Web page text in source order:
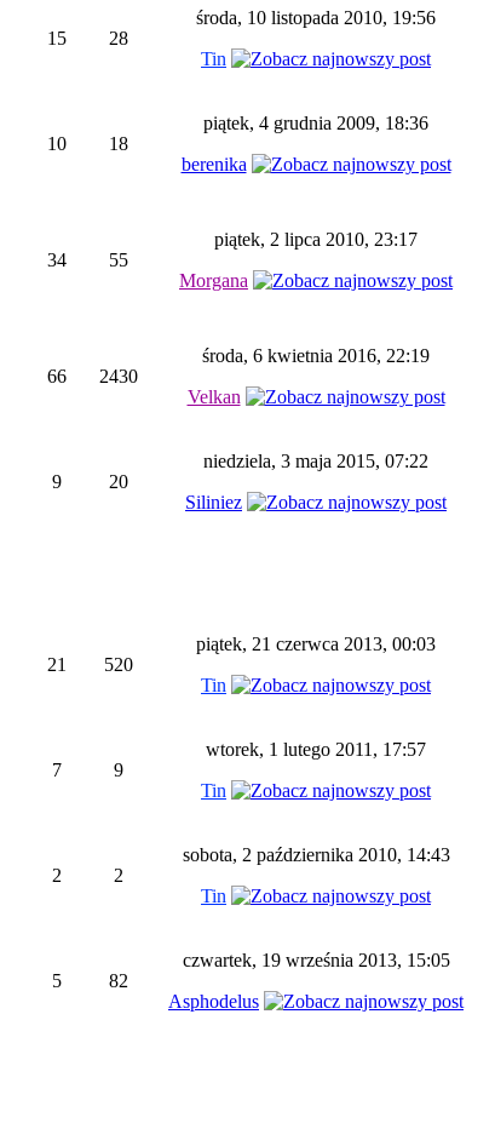
15 28
środa, 10 listopada 2010, 19:56
Tin
10 18
piątek, 4 grudnia 2009, 18:36
berenika
34 55
piątek, 2 lipca 2010, 23:17
Morgana
66 2430
środa, 6 kwietnia 2016, 22:19
Velkan
9 20
niedziela, 3 maja 2015, 07:22
Siliniez
21 520
piątek, 21 czerwca 2013, 00:03
Tin
7 9
wtorek, 1 lutego 2011, 17:57
Tin
2 2
sobota, 2 października 2010, 14:43
Tin
5 82
czwartek, 19 września 2013, 15:05
Asphodelus